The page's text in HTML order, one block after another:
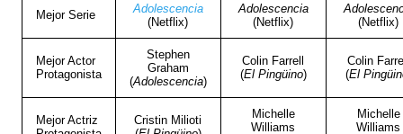
Mejor Serie
Adolescencia
(Netflix)
Adolescencia
(Netflix)
(Netflix)
Mejor Actor
Protagonista
Stephen
Graham
(Adolescencia)
Colin Farrell
(El Pingüino)
Colin
(El
Mejor Actriz
Cristin Milioti
Michelle
Williams
Michelle
Williams